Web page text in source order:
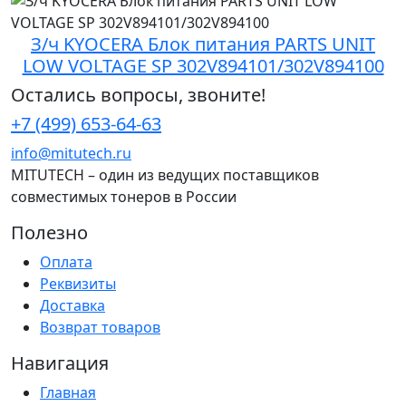
З/ч KYOCERA Блок питания PARTS UNIT
LOW VOLTAGE SP 302V894101/302V894100
Остались вопросы, звоните!
+7 (499) 653-64-63
info@mitutech.ru
MITUTECH – один из ведущих поставщиков
совместимых тонеров в России
Полезно
Оплата
Реквизиты
Доставка
Возврат товаров
Навигация
Главная